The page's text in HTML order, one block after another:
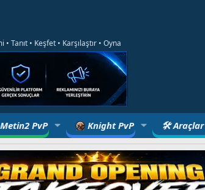
• Keşfet • Karşılaştır • Oyna
PvP Knight PvP 🛠 Araçlar